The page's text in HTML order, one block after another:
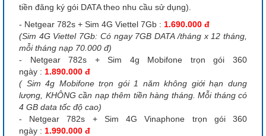
tiền đăng ký gói DATA theo nhu cầu sử dụng).
- Netgear 782s + Sim 4G Viettel 7Gb : 1.690.000 đ
(Sim 4G Viettel 7Gb: Có ngay 7GB DATA /tháng x 12 tháng,
mỗi tháng nạp 70.000 đ)
- Netgear 782s + Sim 4g Mobifone trọn gói 360
ngày : 1.890.000 đ
( Sim 4g Mobifone trọn gói 1 năm không giới hạn dung
lượng, KHÔNG cần nạp thêm tiền hàng tháng. Mỗi tháng có
4 GB data tốc độ cao)
- Netgear 782s + Sim 4G Vinaphone trọn gói 360
ngày : 1.990.000 đ